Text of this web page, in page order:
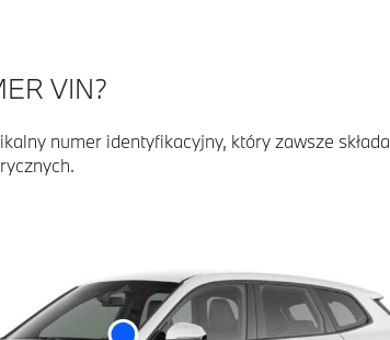
VIN?
numer identyfikacyjny, który zawsze składa